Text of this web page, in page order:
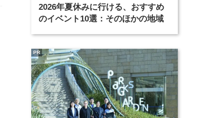
2026年夏休みに行ける、おすすめ
のイベント10選：そのほかの地域
PR